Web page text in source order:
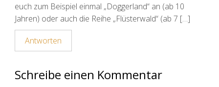
euch zum Beispiel einmal „Doggerland“ an (ab 10
Jahren) oder auch die Reihe „Flüsterwald“ (ab 7 […]
Antworten
Schreibe einen Kommentar